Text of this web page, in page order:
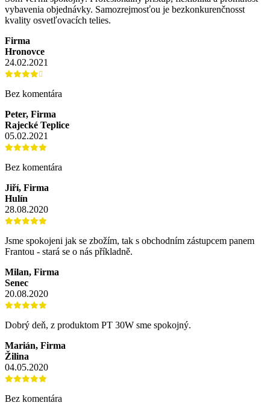
vybavenia objednávky. Samozrejmosťou je bezkonkurenčnosst
kvality osvetľovacích telies.
Firma
Hronovce
24.02.2021
Bez komentára
Peter, Firma
Rajecké Teplice
05.02.2021
Bez komentára
Jiří, Firma
Hulín
28.08.2020
Jsme spokojeni jak se zbožím, tak s obchodním zástupcem panem
Frantou - stará se o nás příkladně.
Milan, Firma
Senec
20.08.2020
Dobrý deň, z produktom PT 30W sme spokojný.
Marián, Firma
Žilina
04.05.2020
Bez komentára